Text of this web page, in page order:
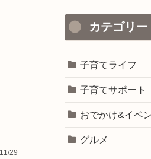
29
カテゴリー
子育てライフ
子育てサポート
おでかけ&イベ
グルメ